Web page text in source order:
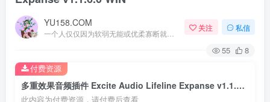
YU158.COM 关注 私信
55 8
多重效果音频插件 Excite Audio Lifeline Expanse v1.1.6.0 WIN
此内容为付费资源，请付费后查看
付费资源